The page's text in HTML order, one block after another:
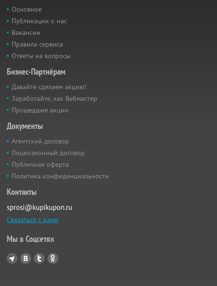
Основное
Публикации о нас
Вакансии
Правила сервиса
Ответы на вопросы
Бизнес-Партнёрам
Давайте сделаем акцию!
Заработайте, как Вебмастер
Прошедшие акции
Документы
Агентский договор
Лицензионный договор
Публичная оферта
Политика конфиденциальности
Контакты
sprosi@kupikupon.ru
Связаться с нами
Мы в Соцсетях